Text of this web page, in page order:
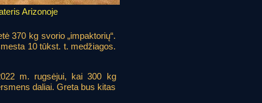
Arizonoje
370 kg svorio „impaktorių“.
10 tūkst. t. medžiagos.
m. rugsėjui, kai 300 kg
daliai. Greta bus kitas